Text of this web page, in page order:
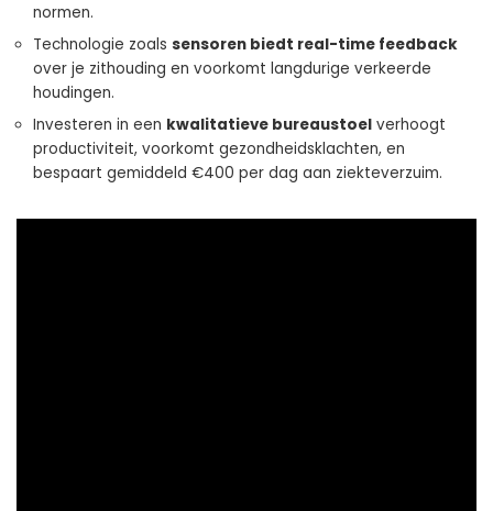
normen.
Technologie zoals sensoren biedt real-time feedback
over je zithouding en voorkomt langdurige verkeerde
houdingen.
Investeren in een kwalitatieve bureaustoel verhoogt
productiviteit, voorkomt gezondheidsklachten, en
bespaart gemiddeld €400 per dag aan ziekteverzuim.